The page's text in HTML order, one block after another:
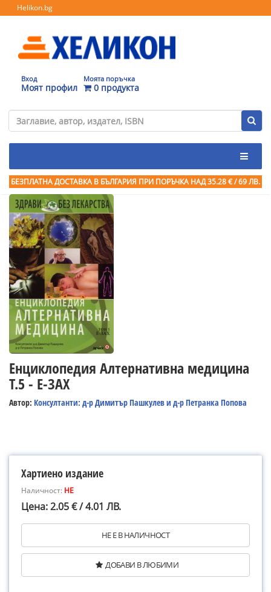
Helikon.bg
Вход
Моят профил
Моята поръчка
0 продукта
БЕЗПЛАТНА ДОСТАВКА В БЪЛГАРИЯ ПРИ ПОРЪЧКА НАД 35.28 € / 69 ЛВ.
Енциклопедия Алтернативна медицина
Т.5 - Е-ЗАХ
Автор: Консултанти: д-р Димитър Пашкулев и д-р Петранка Попова
Хартиено издание
Наличност: НЕ
Цена: 2.05 € / 4.01 ЛВ.
НЕ Е В НАЛИЧНОСТ
ДОБАВИ В ЛЮБИМИ